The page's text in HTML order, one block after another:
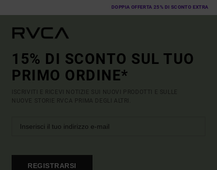
DOPPIA OFFERTA 25% DI SCONTO EXTRA
15% DI SCONTO SUL TUO
PRIMO ORDINE*
ISCRIVITI E RICEVI NOTIZIE SUI NUOVI PRODOTTI E SULLE
NUOVE STORIE RVCA PRIMA DEGLI ALTRI.
REGISTRARSI